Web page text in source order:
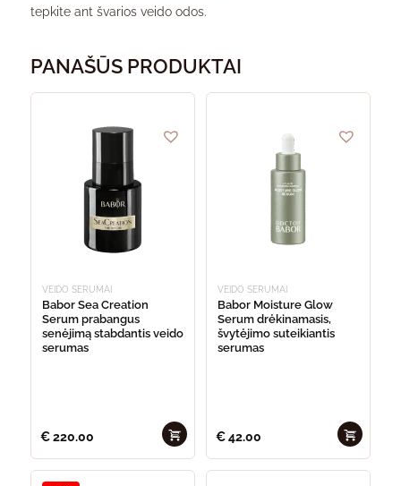
tepkite ant švarios veido odos.
PANAŠŪS PRODUKTAI
VEIDO SERUMAI
Babor Sea Creation
Serum prabangus
senėjimą stabdantis veido
serumas
€220.00
VEIDO SERUMAI
Babor Moisture Glow
Serum drėkinamasis,
švytėjimo suteikiantis
serumas
€42.00